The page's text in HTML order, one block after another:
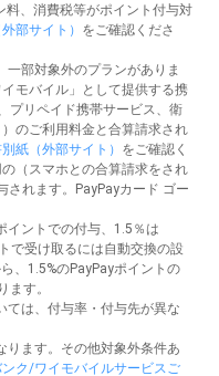
、消費税等がポイント付与対
部サイト） をご確認くださ
部対象外のプランがありま
モバイル」として提供する携
プリペイド携帯サービス、衛
のご利用料金と合算請求され
紙（外部サイト） をご確認く
（スマホとの合算請求をされ
されます。PayPayカード ゴー
イントでの付与、1.5％は
で受け取るには自動交換の設
、1.5%のPayPayポイントの
ます。
ては、付与率・付与先が異な
ります。その他対象外条件あ
ンク/ワイモバイルサービスご